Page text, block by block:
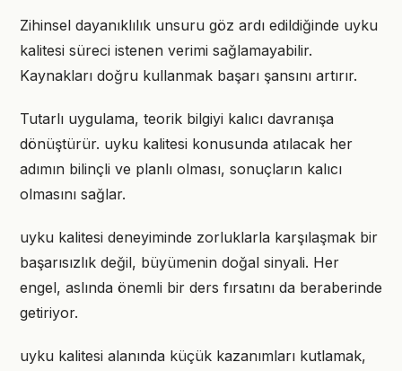
Zihinsel dayanıklılık unsuru göz ardı edildiğinde uyku
kalitesi süreci istenen verimi sağlamayabilir.
Kaynakları doğru kullanmak başarı şansını artırır.
Tutarlı uygulama, teorik bilgiyi kalıcı davranışa
dönüştürür. uyku kalitesi konusunda atılacak her
adımın bilinçli ve planlı olması, sonuçların kalıcı
olmasını sağlar.
uyku kalitesi deneyiminde zorluklarla karşılaşmak bir
başarısızlık değil, büyümenin doğal sinyali. Her
engel, aslında önemli bir ders fırsatını da beraberinde
getiriyor.
uyku kalitesi alanında küçük kazanımları kutlamak,